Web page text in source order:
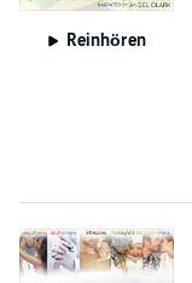
Reinhören